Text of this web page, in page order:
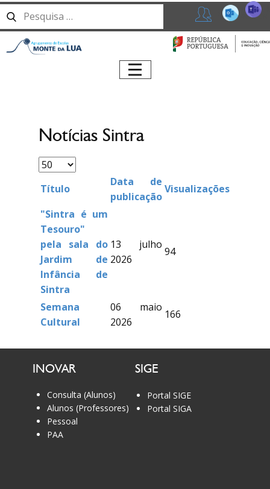
Professores
365
Início
Alunos
Formativa
Centro Qualifica
Erasmus+
Notícias
Notícias Sintra
Título
Data de
publicação
Visualizações
"Sintra é um
Tesouro"
pela sala do
Jardim de
Infância de
Sintra
13 julho
2026
94
Semana
Cultural
06 maio
2026
166
INOVAR
Consulta (Alunos)
Alunos (Professores)
Pessoal
PAA
SIGE
Portal SIGE
Portal SIGA